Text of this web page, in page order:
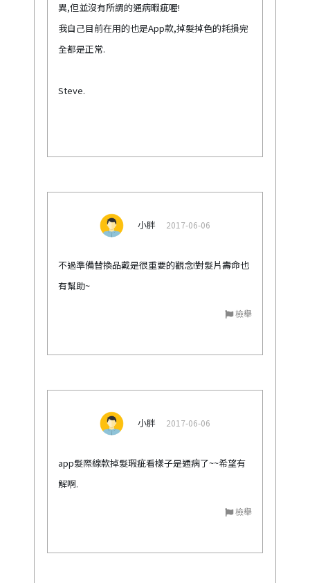
異,但並沒有所謂的通病暇疵喔!
我自己目前在用的也是App款,掉髮掉色的耗損完
全都是正常.
Steve.
小胖 2017-06-06
不過準備替換品戴是很重要的觀念!對髮片壽命也
有幫助~
檢舉
小胖 2017-06-06
app髮際線款掉髮瑕疵看樣子是通病了~~希望有
解啊.
檢舉